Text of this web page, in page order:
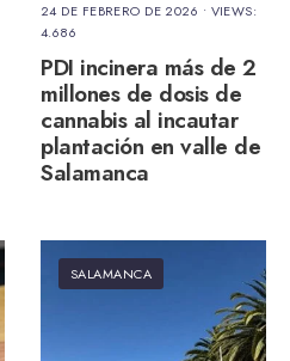
24 DE FEBRERO DE 2026 • VIEWS:
4.686
PDI incinera más de 2
millones de dosis de
cannabis al incautar
plantación en valle de
Salamanca
SALAMANCA